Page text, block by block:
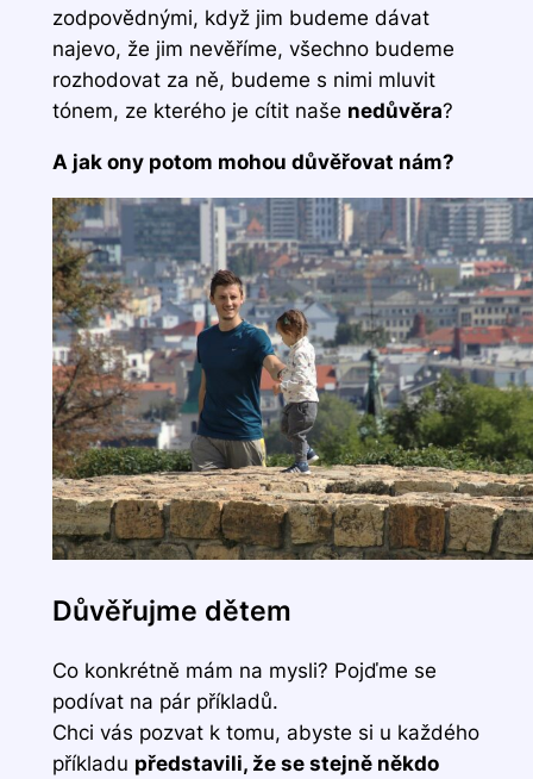
zodpovědnými, když jim budeme dávat
najevo, že jim nevěříme, všechno budeme
rozhodovat za ně, budeme s nimi mluvit
tónem, ze kterého je cítit naše nedůvěra?
A jak ony potom mohou důvěřovat nám?
Důvěřujme dětem
Co konkrétně mám na mysli? Pojďme se
podívat na pár příkladů.
Chci vás pozvat k tomu, abyste si u každého
příkladu představili, že se stejně někdo